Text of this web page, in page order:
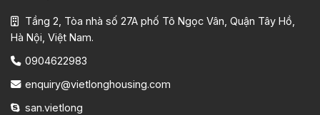
Tầng 2, Tòa nhà số 27A phố Tô Ngọc Vân, Quận Tây Hồ,
Hà Nội, Việt Nam.
0904622983
enquiry@vietlonghousing.com
san.vietlong